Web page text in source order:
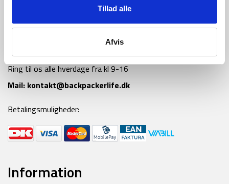
Tillad alle
Afvis
Tlf:
Ring til os alle hverdage fra kl 9-16
Mail: kontakt@backpackerlife.dk
Betalingsmuligheder:
Information